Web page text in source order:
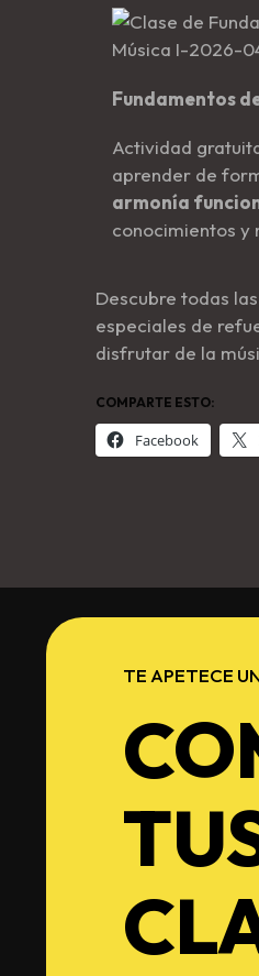
Fundamentos
Actividad
aprender de
armonía
conocimientos y
Descubre todas
especiales de
disfrutar de la
COMPARTE ESTO:
Facebook
TE APETECE